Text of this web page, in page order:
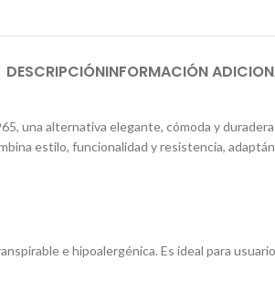
DESCRIPCIÓNINFORMACIÓN
una alternativa elegante, cómoda y
estilo, funcionalidad y resistencia,
e hipoalergénica. Es ideal para